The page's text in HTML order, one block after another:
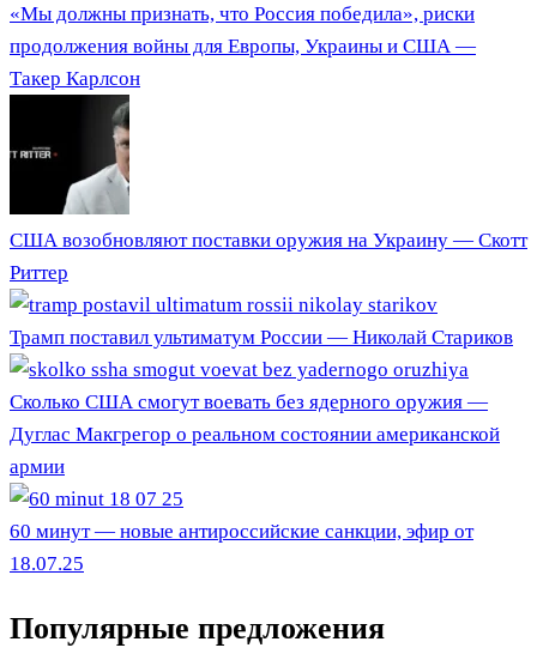
«Мы должны признать, что Россия победила», риски
продолжения войны для Европы, Украины и США —
Такер Карлсон
США возобновляют поставки оружия на Украину — Скотт
Риттер
Трамп поставил ультиматум России — Николай Стариков
Сколько США смогут воевать без ядерного оружия —
Дуглас Макгрегор о реальном состоянии американской
армии
60 минут — новые антироссийские санкции, эфир от
18.07.25
Популярные предложения